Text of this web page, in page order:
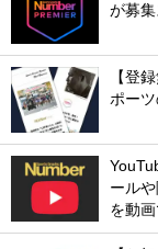
が募集
【登
ポー
ール
を動